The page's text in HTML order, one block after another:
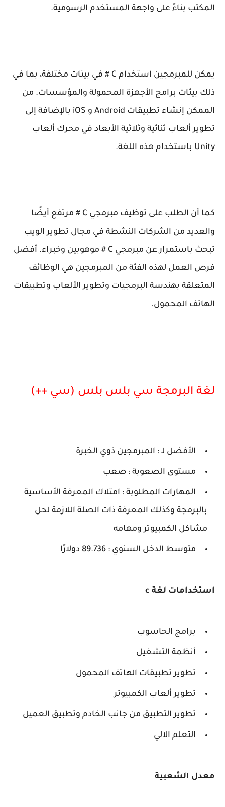
المكتب بناءً على واجهة المستخدم الرسومية.
يمكن للمبرمجين استخدام C # في بيئات مختلفة، بما في
ذلك بيئات برامج الأجهزة المحمولة والمؤسسات. من
الممكن إنشاء تطبيقات Android و iOS بالإضافة إلى
تطوير ألعاب ثنائية وثلاثية الأبعاد في محرك ألعاب
Unity باستخدام هذه اللغة.
كما أن الطلب على توظيف مبرمجي C # مرتفع أيضًا
والعديد من الشركات النشطة في مجال تطوير الويب
تبحث باستمرار عن مبرمجي C # موهوبين وخبراء. أفضل
فرص العمل لهذه الفئة من المبرمجين هي الوظائف
المتعلقة بهندسة البرمجيات وتطوير الألعاب وتطبيقات
الهاتف المحمول.
لغة البرمجة سي بلس بلس (سي ++)
الأفضل لـ : المبرمجين ذوي الخبرة
مستوى الصعوبة : صعب
المهارات المطلوبة : امتلاك المعرفة الأساسية
بالبرمجة وكذلك المعرفة ذات الصلة اللازمة لحل
مشاكل الكمبيوتر ومهامه
متوسط ​​الدخل السنوي : 89.736 دولارًا
استخدامات لغة c
برامج الحاسوب
أنظمة التشغيل
تطوير تطبيقات الهاتف المحمول
تطوير ألعاب الكمبيوتر
تطوير التطبيق من جانب الخادم وتطبيق العميل
التعلم الالي
معدل الشعبية